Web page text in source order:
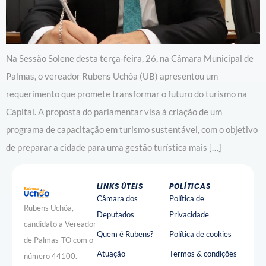
Na Sessão Solene desta terça-feira, 26, na Câmara Municipal de
Palmas, o vereador Rubens Uchôa (UB) apresentou um
requerimento que promete transformar o futuro do turismo na
Capital. A proposta do parlamentar visa à criação de um
programa de capacitação em turismo sustentável, com o objetivo
de preparar a cidade para uma gestão turística mais […]
Rubens Uchôa,
candidato a Vereador
de Palmas-TO com o
número 44100.
LINKS ÚTEIS
Câmara dos
Deputados
Quem é Rubens?
Atuação
POLÍTICAS
Política de
Privacidade
Política de cookies
Termos & condições